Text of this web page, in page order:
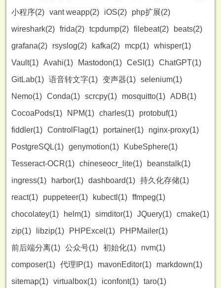
小程序(2) vant weapp(2) iOS(2)
php扩展(2)
wireshark(2) frida(2) tcpdump(2) filebeat(2)
beats(2)
grafana(2)
rsyslog(2) kafka(2) mcp(1) whisper(1)
Vault(1) Avahi(1) Mastodon(1) CeSI(1) ChatGPT(1)
GitLab(1) 语音转文字(1) 变声器(1) selenium(1)
Nemo(1) Conda(1) scrcpy(1) mosquitto(1) ADB(1)
CocoaPods(1)
NPM(1) charles(1)
protobuf(1)
fiddler(1) ControlFlag(1) portainer(1)
nginx-proxy(1)
PostgreSQL(1) genymotion(1)
KubeSphere(1)
Tesseract-OCR(1) chineseocr_lite(1)
beanstalk(1)
ingress(1)
harbor(1) dashboard(1) 持久化存储(1)
react(1)
puppeteer(1) kubectl(1) ffmpeg(1)
chocolatey(1)
helm(1) simditor(1) JQuery(1) cmake(1)
zip(1)
libzip(1) PHPExcel(1)
PHPMailer(1)
前后端分离(1) 公众号(1) 初始化(1)
nvm(1)
composer(1) 代理IP(1) mavonEditor(1)
markdown(1)
sitemap(1) virtualbox(1) iconfont(1) taro(1)